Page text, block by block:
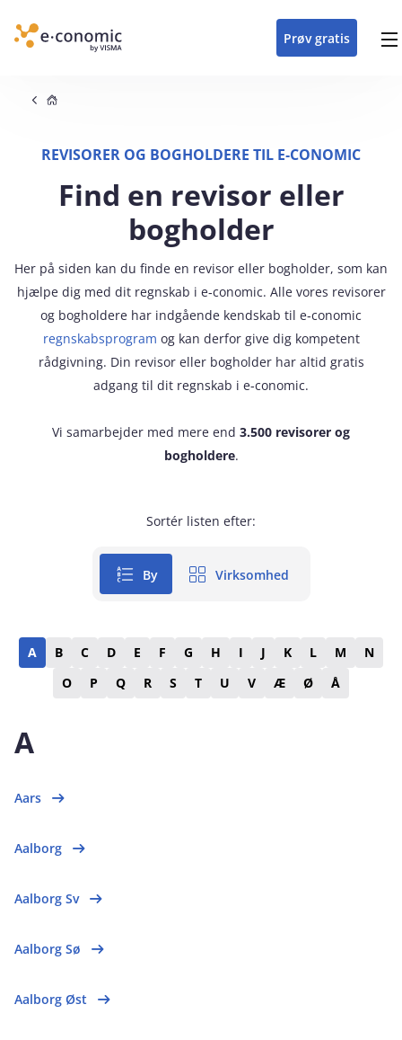
Header top menu
Prøv gratis
skræddersyet løsning til
din branche
e‑conomic
alle funktioner i
e‑conomic
e‑conomic
skræddersyede kurser
til administratorer
forhandler kan styrke og
vækste din virksomhed
Brødkrumme
REVISORER OG BOGHOLDERE TIL E‑CONOMIC
Find en revisor eller
bogholder
Her på siden kan du finde en revisor eller bogholder, som kan
hjælpe dig med dit regnskab i e‑conomic. Alle vores revisorer
og bogholdere har indgående kendskab til e‑conomic
regnskabsprogram og kan derfor give dig kompetent
rådgivning. Din revisor eller bogholder har altid gratis
adgang til dit regnskab i e‑conomic.
Vi samarbejder med mere end 3.500 revisorer og
bogholdere.
Sortér listen efter:
By Virksomhed
A B C D E F G H I J K L M
N
O
P Q R S T U V Æ Ø Å
A
Aars
Aalborg
Aalborg Sv
Aalborg Sø
Aalborg Øst